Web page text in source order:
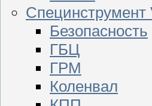
Специнструмент
Безопасность
ГБЦ
ГРМ
Коленвал